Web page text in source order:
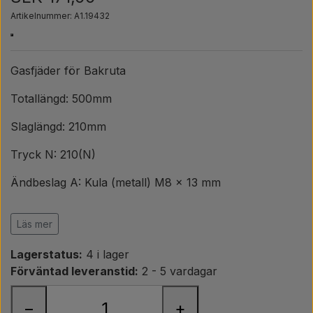
PTO axlar GARDLOC
Verkstad/ Verktyg
Erbjudande
Artikelnummer: A1.19432
Gasfjäder för Bakruta
Totallängd: 500mm
Slaglängd: 210mm
Tryck N: 210(N)
Ändbeslag A: Kula (metall) M8 x 13 mm
Ändbeslag B: Kula (metall) M8 x 13 mm
Cylinder ytterdiameter: 18mm
Stångdiameter (mm): 8mm.
Läs mer
Lagerstatus: 4 i lager
Förväntad leveranstid: 2 - 5 vardagar
− +